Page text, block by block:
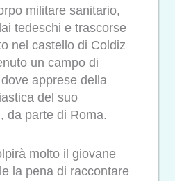
militare sanitario,
tedeschi e trascorse
nel castello di Coldiz
un campo di
apprese della
del suo
, da parte di Roma.
molto il giovane
la pena di raccontare